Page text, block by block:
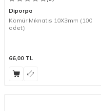
Diporpa
Kömür Mıknatıs 10X3mm (100
adet)
66,00 TL